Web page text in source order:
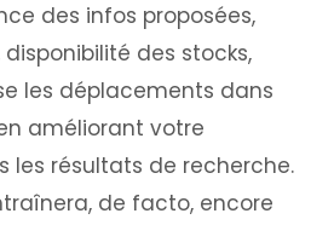
des infos proposées,
des stocks,
les déplacements dans
améliorant votre
les résultats de recherche.
de facto, encore